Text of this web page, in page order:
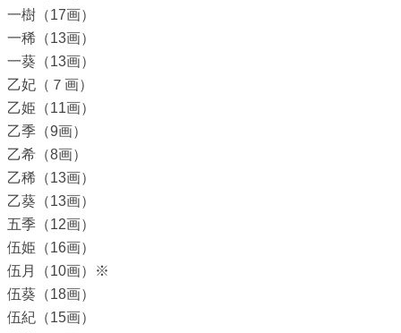
一樹（17画）
一稀（13画）
一葵（13画）
乙妃（７画）
乙姫（11画）
乙季（9画）
乙希（8画）
乙稀（13画）
乙葵（13画）
五季（12画）
伍姫（16画）
伍月（10画）※
伍葵（18画）
伍紀（15画）